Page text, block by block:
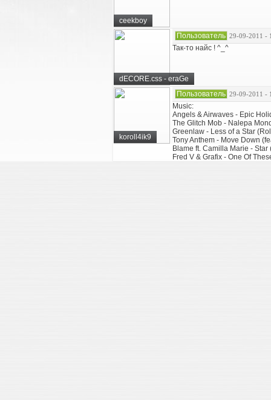
ceekboy
dECORE.css - eraGe
Пользователь 29-09-2011 -
Так-то найс ! ^_^
koroll4ik9
Пользователь 29-09-2011 -
Music:
Angels & Airwaves - Epic
The Glitch Mob - Nalepa
Greenlaw - Less of a Star
Tony Anthem - Move Down
Blame ft. Camilla Marie - Star
Fred V & Grafix - One Of